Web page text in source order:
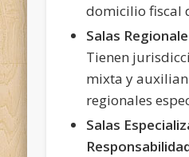
domicilio fiscal
Salas
Tienen
mixta y
regionales
Salas